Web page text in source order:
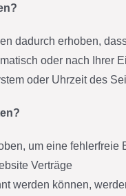
dadurch erhoben,
oder nach Ihrer
oder Uhrzeit des
um eine
Verträge
werden können,